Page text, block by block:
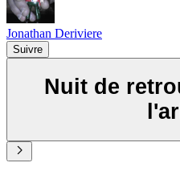
Jonathan Deriviere
Suivre
Nuit de